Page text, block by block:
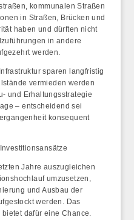
kommunalen Straßen
in Straßen, Brücken und
haben und dürften nicht
in andere
werden.
sparen langfristig
vermieden werden
und Erhaltungsstrategie
– entscheidend sei
konsequent
Jahre auszugleichen
umzusetzen,
und Ausbau der
werden. Das
dafür eine Chance.